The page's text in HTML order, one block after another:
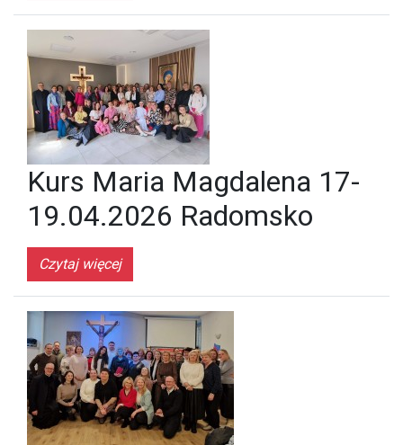
Kurs Maria Magdalena 17-
19.04.2026 Radomsko
Czytaj więcej